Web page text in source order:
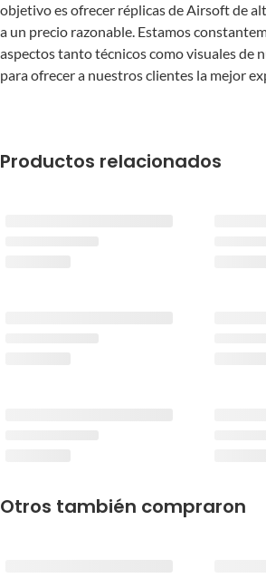
objetivo es ofrecer réplicas de Airsoft de
a un precio razonable. Estamos
aspectos tanto técnicos como visuales de
para ofrecer a nuestros clientes la mejor
Productos relacionados
Otros también compraron